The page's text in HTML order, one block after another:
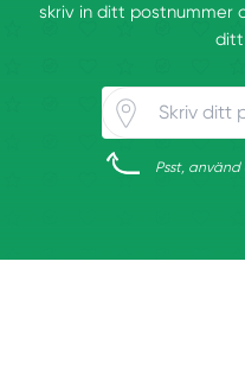
skriv in ditt postnummer
ditt
Psst,